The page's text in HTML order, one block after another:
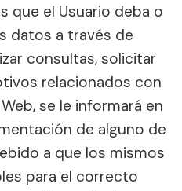
que el Usuario deba o
datos a través de
consultas, solicitar
relacionados con
se le informará en
de alguno de
a que los mismos
para el correcto